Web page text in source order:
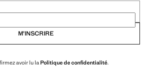
M’INSCRIRE
avoir lu la Politique de confidentialité.